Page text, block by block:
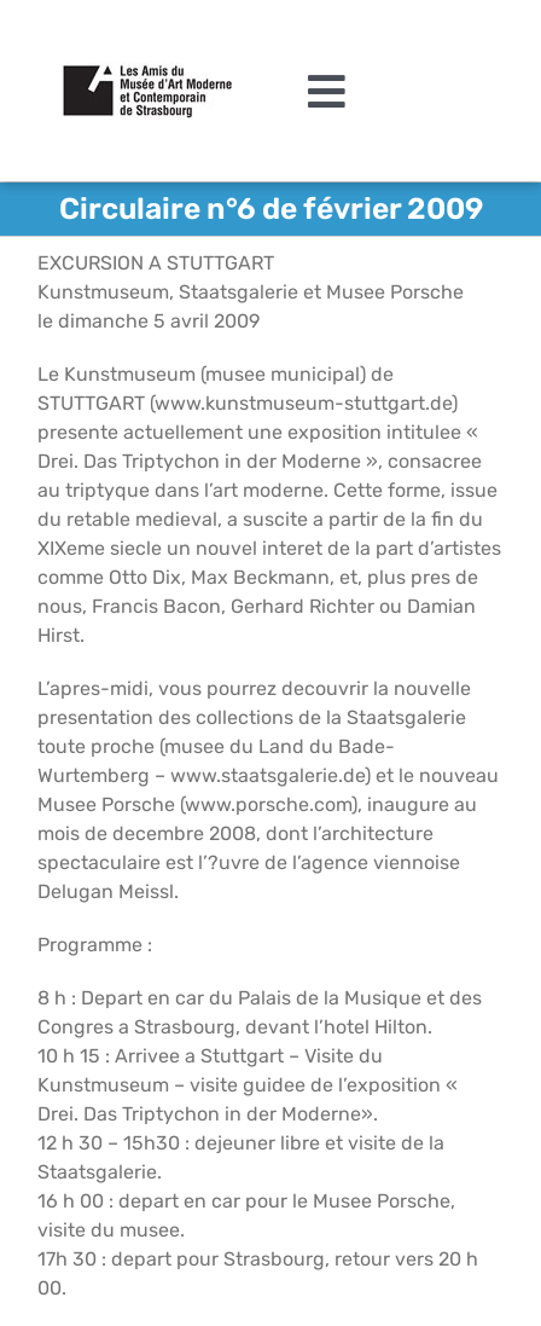
contenu
Toggle
L’association
Agenda
Actualités
Editions
Le MAMCS
Contact
Circulaire n°6 de février 2009
EXCURSION A STUTTGART
Kunstmuseum, Staatsgalerie et Musee Porsche
le dimanche 5 avril 2009
Le Kunstmuseum (musee municipal) de
STUTTGART (www.kunstmuseum-stuttgart.de)
presente actuellement une exposition intitulee «
Drei. Das Triptychon in der Moderne », consacree
au triptyque dans l’art moderne. Cette forme, issue
du retable medieval, a suscite a partir de la fin du
XIXeme siecle un nouvel interet de la part d’artistes
comme Otto Dix, Max Beckmann, et, plus pres de
nous, Francis Bacon, Gerhard Richter ou Damian
Hirst.
L’apres-midi, vous pourrez decouvrir la nouvelle
presentation des collections de la Staatsgalerie
toute proche (musee du Land du Bade-
Wurtemberg – www.staatsgalerie.de) et le nouveau
Musee Porsche (www.porsche.com), inaugure au
mois de decembre 2008, dont l’architecture
spectaculaire est l’?uvre de l’agence viennoise
Delugan Meissl.
Programme :
8 h : Depart en car du Palais de la Musique et des
Congres a Strasbourg, devant l’hotel Hilton.
10 h 15 : Arrivee a Stuttgart – Visite du
Kunstmuseum – visite guidee de l’exposition «
Drei. Das Triptychon in der Moderne».
12 h 30 – 15h30 : dejeuner libre et visite de la
Staatsgalerie.
16 h 00 : depart en car pour le Musee Porsche,
visite du musee.
17h 30 : depart pour Strasbourg, retour vers 20 h
00.